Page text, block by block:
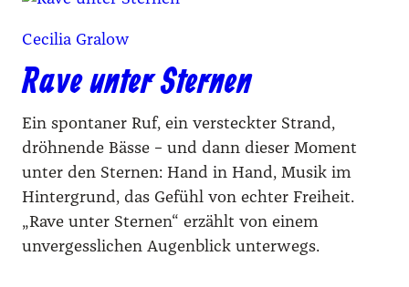
Cecilia Gralow
Rave unter Sternen
Ein spontaner Ruf, ein versteckter Strand,
dröhnende Bässe – und dann dieser Moment
unter den Sternen: Hand in Hand, Musik im
Hintergrund, das Gefühl von echter Freiheit.
„Rave unter Sternen“ erzählt von einem
unvergesslichen Augenblick unterwegs.